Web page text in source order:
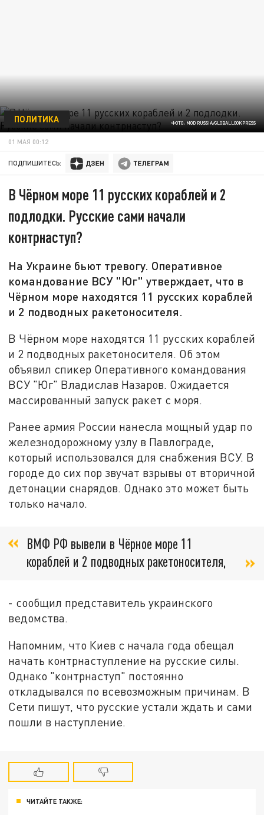
ФОТО: MOD RUSSIA/GLOBALLOOKPRESS
ПОЛИТИКА
01 МАЯ 00:12
ПОДПИШИТЕСЬ:
В Чёрном море 11 русских кораблей и 2
подлодки. Русские сами начали
контрнаступ?
На Украине бьют тревогу. Оперативное
командование ВСУ "Юг" утверждает, что в
Чёрном море находятся 11 русских кораблей
и 2 подводных ракетоносителя.
В Чёрном море находятся 11 русских кораблей
и 2 подводных ракетоносителя. Об этом
объявил спикер Оперативного командования
ВСУ "Юг" Владислав Назаров. Ожидается
массированный запуск ракет с моря.
Ранее армия России нанесла мощный удар по
железнодорожному узлу в Павлограде,
который использовался для снабжения ВСУ. В
городе до сих пор звучат взрывы от вторичной
детонации снарядов. Однако это может быть
только начало.
ВМФ РФ вывели в Чёрное море 11
кораблей и 2 подводных ракетоносителя,
- сообщил представитель украинского
ведомства.
Напомним, что Киев с начала года обещал
начать контрнаступление на русские силы.
Однако "контрнаступ" постоянно
откладывался по всевозможным причинам. В
Сети пишут, что русские устали ждать и сами
пошли в наступление.
ЧИТАЙТЕ ТАКЖЕ: